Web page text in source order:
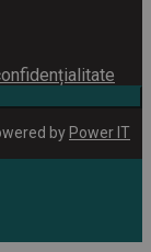
by Power IT